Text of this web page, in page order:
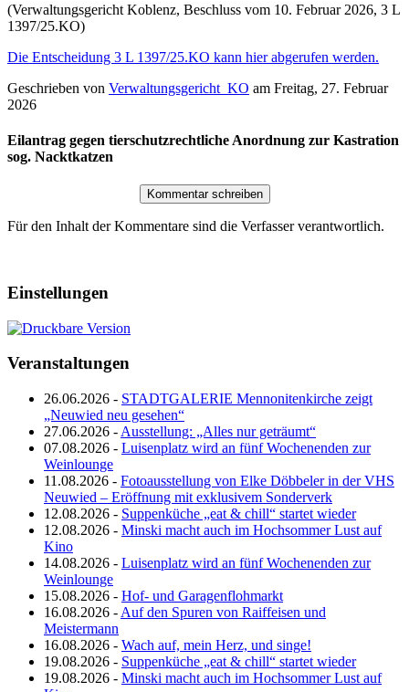
(Verwaltungsgericht Koblenz, Beschluss vom 10. Februar 2026, 3 L
1397/25.KO)
Die Entscheidung 3 L 1397/25.KO kann hier abgerufen werden.
Geschrieben von Verwaltungsgericht_KO am Freitag, 27. Februar
2026
Eilantrag gegen tierschutzrechtliche Anordnung zur Kastration
sog. Nacktkatzen
Für den Inhalt der Kommentare sind die Verfasser verantwortlich.
Einstellungen
Veranstaltungen
26.06.2026 - STADTGALERIE Mennonitenkirche zeigt
„Neuwied neu gesehen“
27.06.2026 - Ausstellung: „Alles nur geträumt“
07.08.2026 - Luisenplatz wird an fünf Wochenenden zur
Weinlounge
11.08.2026 - Fotoausstellung von Elke Döbbeler in der VHS
Neuwied – Eröffnung mit exklusivem Sonderverk
12.08.2026 - Suppenküche „eat & chill“ startet wieder
12.08.2026 - Minski macht auch im Hochsommer Lust auf
Kino
14.08.2026 - Luisenplatz wird an fünf Wochenenden zur
Weinlounge
15.08.2026 - Hof- und Garagenflohmarkt
16.08.2026 - Auf den Spuren von Raiffeisen und
Meistermann
16.08.2026 - Wach auf, mein Herz, und singe!
19.08.2026 - Suppenküche „eat & chill“ startet wieder
19.08.2026 - Minski macht auch im Hochsommer Lust auf